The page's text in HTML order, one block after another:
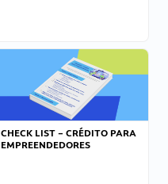
CHECK LIST – CRÉDITO PARA
EMPREENDEDORES